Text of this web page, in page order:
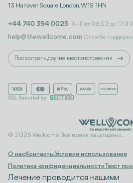
13 Hanover Square London, W1S 1HN
+44 740 394 0025 Пн-Пят 08:30 до 17:00
help@thewellcome.com Служба
Посмотреть другие местоположения
© 2026 Wellcome Все права защищены..
О насКонтактыУсловия использования
Политика конфиденциальностиТекст
Лечение проводится нашими